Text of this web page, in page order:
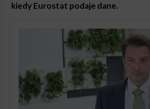
kiedy Eurostat podaje dane.